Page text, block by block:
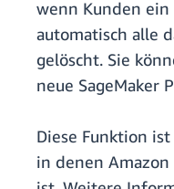
wenn Kunden ein
automatisch alle
gelöscht. Sie
neue SageMaker
Diese Funktion
in denen Amazon